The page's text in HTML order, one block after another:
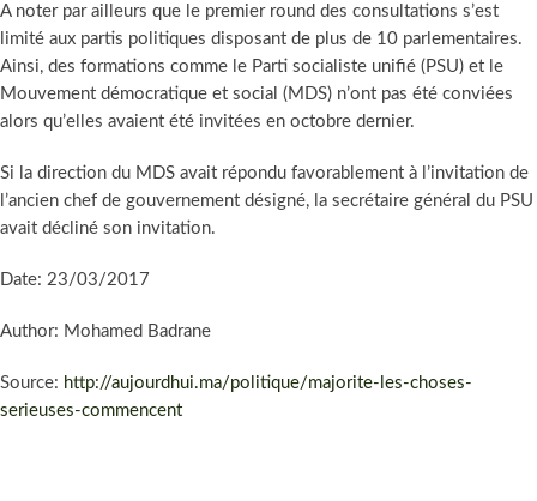
A noter par ailleurs que le premier round des consultations s’est
limité aux partis politiques disposant de plus de 10 parlementaires.
Ainsi, des formations comme le Parti socialiste unifié (PSU) et le
Mouvement démocratique et social (MDS) n’ont pas été conviées
alors qu’elles avaient été invitées en octobre dernier.
Si la direction du MDS avait répondu favorablement à l’invitation de
l’ancien chef de gouvernement désigné, la secrétaire général du PSU
avait décliné son invitation.
Date: 23/03/2017
Author: Mohamed Badrane
Source: http://aujourdhui.ma/politique/majorite-les-choses-
serieuses-commencent